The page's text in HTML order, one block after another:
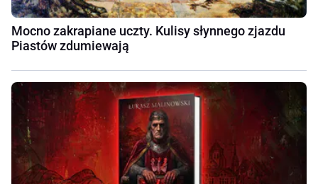
Mocno zakrapiane uczty. Kulisy słynnego zjazdu
Piastów zdumiewają